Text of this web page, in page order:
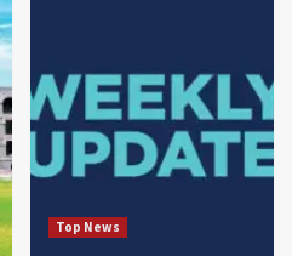
Top News